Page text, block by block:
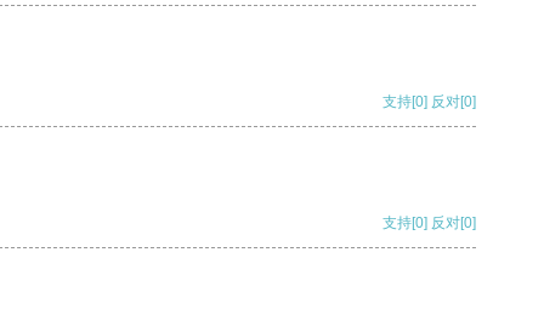
支持[0] 反对[0]
支持[0] 反对[0]